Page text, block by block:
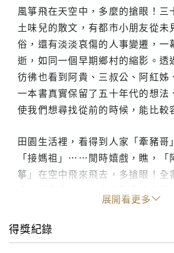
風箏飛在天空中，多麼的搶眼！三
土味兒的散文，有都市小朋友從未
俗，還有淡淡哀傷的人事變遷，一
逝，如同一個早期鄉村的縮影。透
彷彿也看到阿貴、三叔公、阿紅
一本書真實保留了五十年代的想法
使我們想尋找從前的時候，能比較
田園生活裡，看得到人家「牽豬哥
「接媽祖」……閒時嬉戲，瞧，「
箏」在空中飛來飛去，多搶眼！全
味，引你走入那個令人懷念的台
展開看更多
得獎紀錄